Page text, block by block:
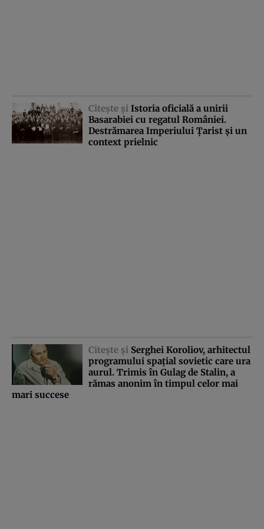
Citeşte şi Istoria oficială a unirii
Basarabiei cu regatul României.
Destrămarea Imperiului Ţarist şi un
context prielnic
Citeşte şi Serghei Koroliov, arhitectul
programului spaţial sovietic care ura
aurul. Trimis în Gulag de Stalin, a
rămas anonim în timpul celor mai
mari succese